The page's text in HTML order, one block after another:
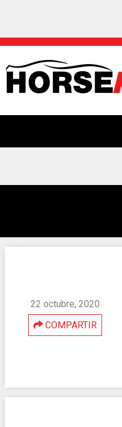
22 octubre, 2020
COMPARTIR